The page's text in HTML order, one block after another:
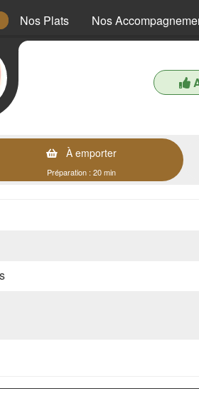
Nos Plats Nos
À emporter
Préparation : 20 min